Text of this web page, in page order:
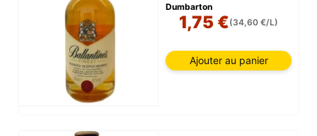
Dumbarton
1,75 €(34,60 €/L)
Ajouter au panier